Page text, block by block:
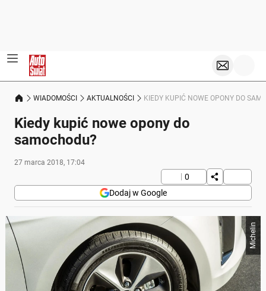
WIADOMOŚCI AKTUALNOŚCI KIEDY KUPIĆ NOWE OPONY DO
Kiedy kupić nowe opony do
samochodu?
27 marca 2018, 17:04
0
Dodaj w Google
Michelin